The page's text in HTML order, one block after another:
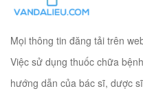
Mọi thông tin đăng tải trên
Việc sử dụng thuốc chữa
hướng dẫn của bác sĩ, dược